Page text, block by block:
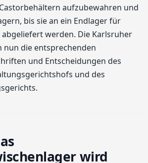
aufzubewahren und
bis sie an ein Endlager für
werden. Die Karlsruher
nun die entsprechenden
und Entscheidungen des
und des
wird